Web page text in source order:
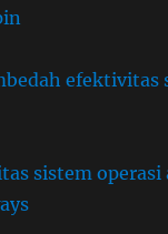
efektivitas
sistem operasi